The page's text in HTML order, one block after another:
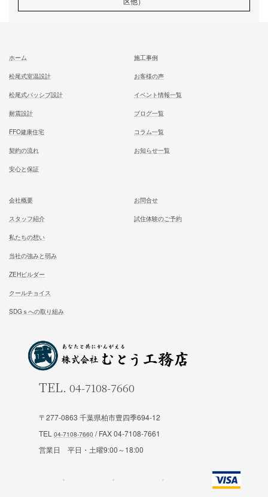
ト
一足先に体験して頂いております
家族が幸せになる家を建築したいあなたへ
お気軽にご相談ください
お問合せ
山市、野田市）千葉県（市川市）東京都（葛飾区、江戸川区
区他）
〒277-0863 千葉県柏市豊四季694-12
TEL
/ FAX 04-7108-7661
営業日 平日・土曜9:00～18:00